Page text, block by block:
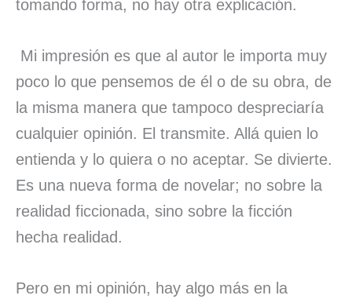
tomando forma, no hay otra explicación.
Mi impresión es que al autor le importa muy
poco lo que pensemos de él o de su obra, de
la misma manera que tampoco despreciaría
cualquier opinión. El transmite. Allá quien lo
entienda y lo quiera o no aceptar. Se divierte.
Es una nueva forma de novelar; no sobre la
realidad ficcionada, sino sobre la ficción
hecha realidad.
Pero en mi opinión, hay algo más en la